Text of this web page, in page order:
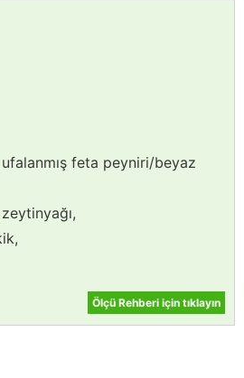
ufalanmış feta peyniri/beyaz
Ölçü Rehberi için tıklayın